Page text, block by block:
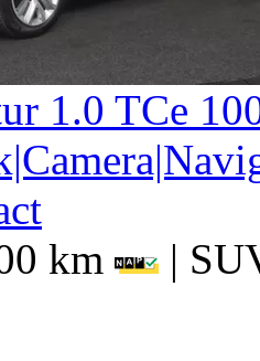
1.0 TCe
km |